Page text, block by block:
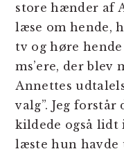
store hænder af
læse om hende,
tv og høre
ms’ere, der blev
Annettes
valg”. Jeg
kildede også lidt
læste hun havde